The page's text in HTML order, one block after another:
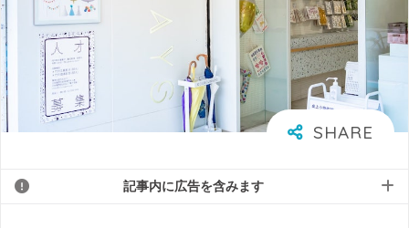
記事内に広告を含みます